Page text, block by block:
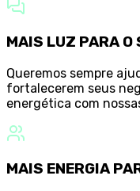
MAIS LUZ PARA O
Queremos sempre
fortalecerem seus
energética com
MAIS ENERGIA